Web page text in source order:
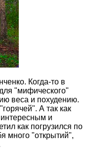
Когда-то в
"мифического"
веса и похудению.
А так как
и
как погрузился по
много "открытий",